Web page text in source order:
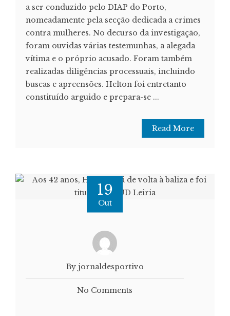
a ser conduzido pelo DIAP do Porto,
nomeadamente pela secção dedicada a crimes
contra mulheres. No decurso da investigação,
foram ouvidas várias testemunhas, a alegada
vítima e o próprio acusado. Foram também
realizadas diligências processuais, incluindo
buscas e apreensões. Helton foi entretanto
constituído arguido e prepara-se ...
Read More
19
Out
By jornaldesportivo
No Comments